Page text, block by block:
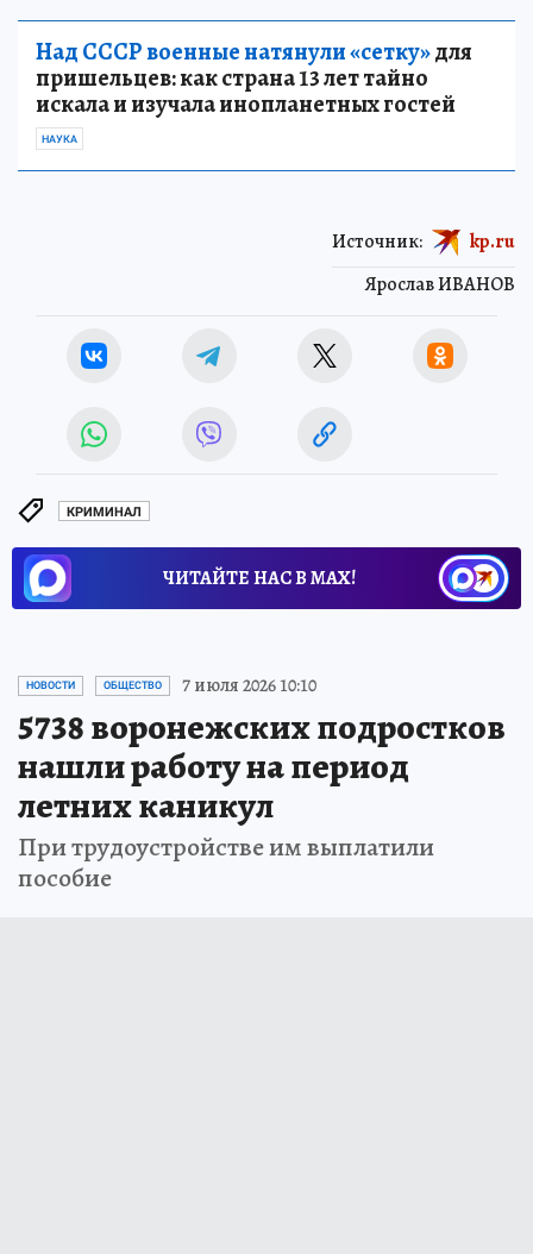
Над СССР военные натянули «сетку»для
пришельцев: как страна 13 лет тайно
искала и изучала инопланетных гостей
НАУКА
Ярослав ИВАНОВ
Источник: kp.ru
КРИМИНАЛ
ЧИТАЙТЕ НАС В МАХ!
НОВОСТИ ОБЩЕСТВО 7 июля 2026 10:10
5738 воронежских подростков
нашли работу на период
летних каникул
При трудоустройстве им выплатили
пособие